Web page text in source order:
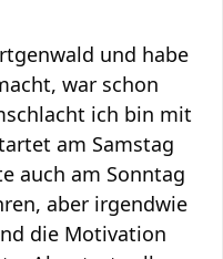
und habe
war schon
ich bin mit
am Samstag
auch am Sonntag
aber irgendwie
die Motivation